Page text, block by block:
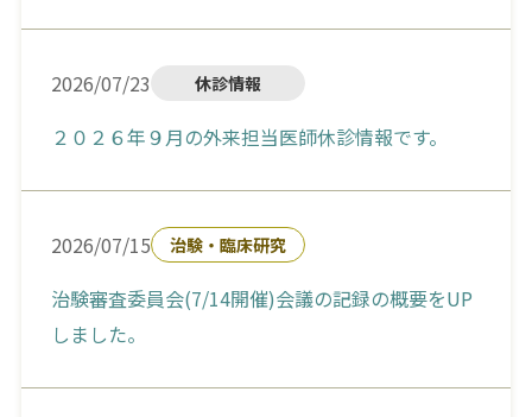
2026/07/23 休診情報
２０２６年９月の外来担当医師休診情報です。
2026/07/15 治験・臨床研究
治験審査委員会(7/14開催)会議の記録の概要をUP
しました。